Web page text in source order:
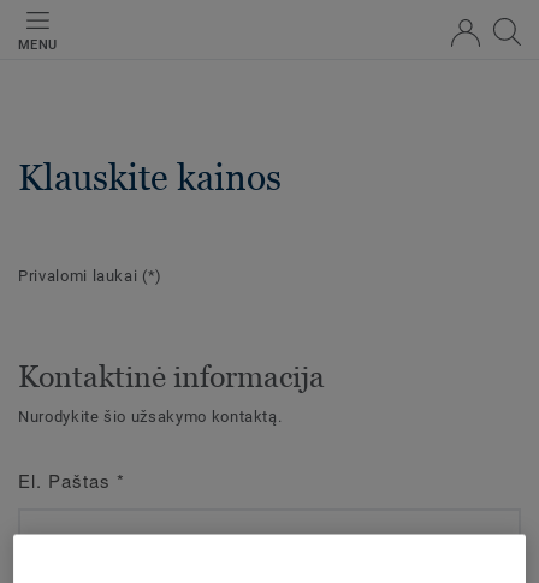
MENU
Klauskite kainos
Privalomi laukai (*)
Kontaktinė informacija
Nurodykite šio užsakymo kontaktą.
El. Paštas *